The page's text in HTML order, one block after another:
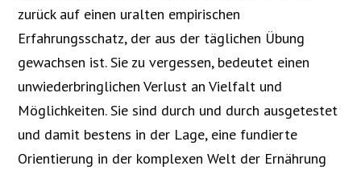
zurück auf einen uralten empirischen
Erfahrungsschatz, der aus der täglichen Übung
gewachsen ist. Sie zu vergessen, bedeutet einen
unwiederbringlichen Verlust an Vielfalt und
Möglichkeiten. Sie sind durch und durch ausgetestet
und damit bestens in der Lage, eine fundierte
Orientierung in der komplexen Welt der Ernährung